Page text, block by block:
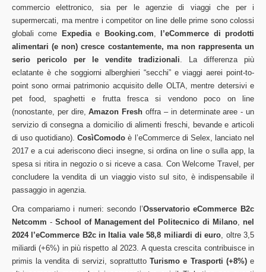
commercio elettronico, sia per le agenzie di viaggi che per i
supermercati, ma mentre i competitor on line delle prime sono colossi
globali come
Expediae Booking.com,
l’eCommerce di prodotti
alimentari (e non) cresce costantemente, ma non rappresenta un
serio pericolo per le vendite tradizionali. La differenza più
eclatante è che soggiorni alberghieri “secchi” e viaggi aerei point-to-
point sono ormai patrimonio acquisito delle OLTA, mentre detersivi e
pet food, spaghetti e frutta fresca si vendono poco on line
(nonostante, per dire,Amazon Fresh offra – in determinate aree - un
servizio di consegna a domicilio di alimenti freschi, bevande e articoli
di uso quotidiano).CosìComodo è l’eCommerce di Selex, lanciato nel
2017 e a cui aderiscono dieci insegne, si ordina on line o sulla app, la
spesa si ritira in negozio o si riceve a casa. Con Welcome Travel, per
concludere la vendita di un viaggio visto sul sito, è indispensabile il
passaggio in agenzia.
Ora compariamo i numeri: secondo l’Osservatorio eCommerce B2c
Netcomm -School of Management del Politecnico di Milano,nel
2024 l’eCommerce B2c in Italia vale 58,8 miliardi di euro, oltre 3,5
miliardi (+6%) in più rispetto al 2023. A questa crescita contribuisce in
primis la vendita di servizi, soprattuttoTurismo e Trasporti (+8%)e